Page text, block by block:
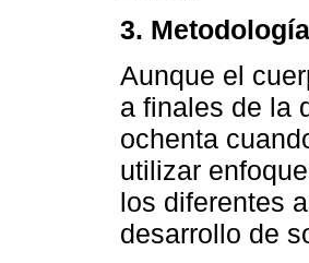
3. Metodología
Aunque el
a finales de la
ochenta
utilizar
los diferentes
desarrollo de